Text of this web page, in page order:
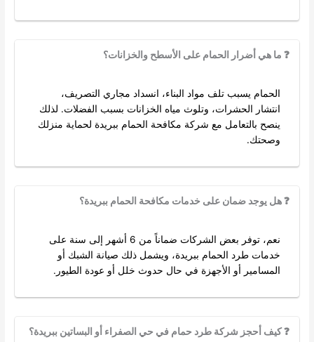
❓ ما هي أضرار الحمام على الأسطح والخزانات؟
الحمام يسبب تلف مواد البناء، انسداد مجاري التصريف،
انتشار الحشرات، وتلوث مياه الخزانات بسبب الفضلات. لذلك
ينصح بالتعامل مع شركة مكافحة الحمام ببريدة لحماية منزلك
وصحتك.
❓ هل يوجد ضمان على خدمات مكافحة الحمام ببريدة؟
نعم، توفر بعض الشركات ضماناً من 6 أشهر إلى سنة على
خدمات طرد الحمام ببريدة، ويشمل ذلك صيانة الشبك أو
المسامير أو الأجهزة في حال حدوث خلل أو عودة الطيور.
❓ كيف أحجز شركة طرد حمام في حي الصفراء أو البساتين ببريدة؟